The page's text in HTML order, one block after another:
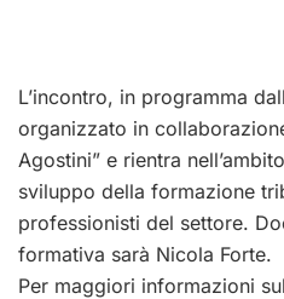
L’incontro, in programma
organizzato in
Agostini” e rientra
sviluppo della formazione
professionisti del settore.
formativa sarà Nicola Forte.
Per maggiori informazioni